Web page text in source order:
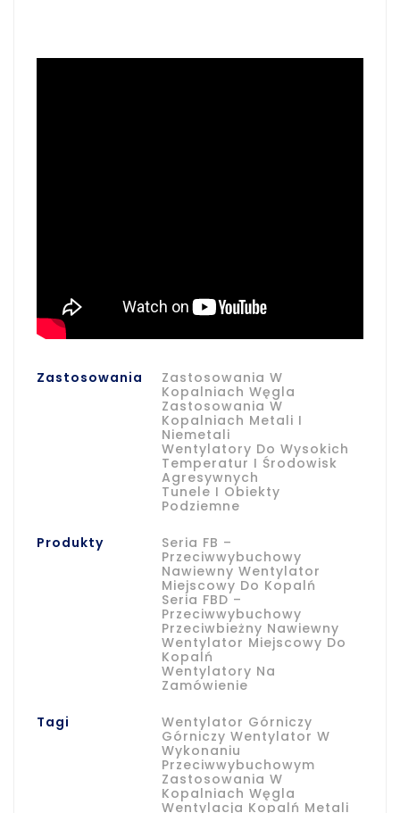
Zastosowania
Zastosowania W
Kopalniach Węgla
Zastosowania W
Kopalniach Metali I
Niemetali
Wentylatory Do Wysokich
Temperatur I Środowisk
Agresywnych
Tunele I Obiekty
Podziemne
Produkty
Seria FB –
Przeciwwybuchowy
Nawiewny Wentylator
Miejscowy Do Kopalń
Seria FBD –
Przeciwwybuchowy
Przeciwbieżny Nawiewny
Wentylator Miejscowy Do
Kopalń
Wentylatory Na
Zamówienie
Tagi
Wentylator Górniczy
Górniczy Wentylator W
Wykonaniu
Przeciwwybuchowym
Zastosowania W
Kopalniach Węgla
Wentylacja Kopalń Metali